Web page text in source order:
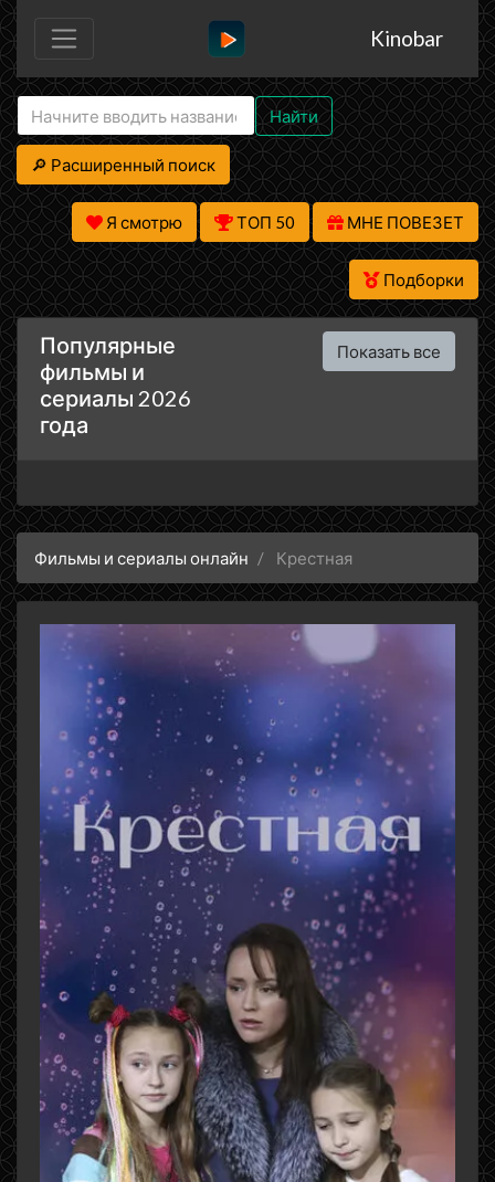
Kinobar
Найти
🔎 Расширенный поиск
Я смотрю ТОП 50 МНЕ ПОВЕЗЕТ
Подборки
Популярные
фильмы и
сериалы 2026
года
Показать все
Фильмы и сериалы онлайн Крестная